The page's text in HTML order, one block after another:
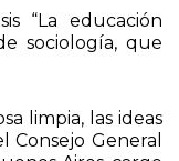
“La educación
sociología, que
limpia, las ideas